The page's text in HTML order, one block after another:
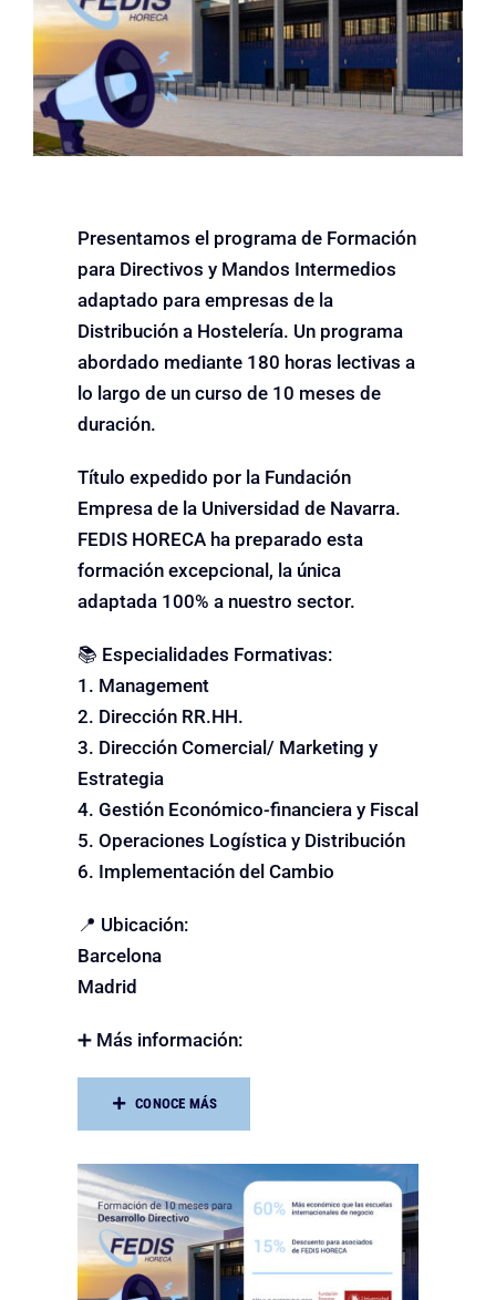
Presentamos el programa de Formación
para Directivos y Mandos Intermedios
adaptado para empresas de la
Distribución a Hostelería. Un programa
abordado mediante 180 horas lectivas a
lo largo de un curso de 10 meses de
duración.
Título expedido por la Fundación
Empresa de la Universidad de Navarra.
FEDIS HORECA ha preparado esta
formación excepcional, la única
adaptada 100% a nuestro sector.
📚 Especialidades Formativas:
1. Management
2. Dirección RR.HH.
3. Dirección Comercial/ Marketing y
Estrategia
4. Gestión Económico-financiera y Fiscal
5. Operaciones Logística y Distribución
6. Implementación del Cambio
📍 Ubicación:
Barcelona
Madrid
➕ Más información:
CONOCE MÁS